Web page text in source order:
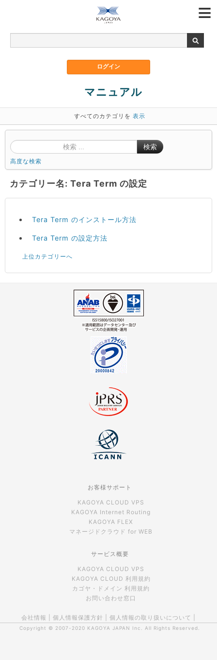
マニュアル
すべてのカテゴリを 表示
検索
高度な検索
カテゴリー名: Tera Term の設定
Tera Term のインストール方法
Tera Term の設定方法
上位カテゴリーへ
お客様サポート
KAGOYA CLOUD VPS
KAGOYA Internet Routing
KAGOYA FLEX
マネージドクラウド for WEB
サービス概要
KAGOYA CLOUD VPS
KAGOYA CLOUD 利用規約
カゴヤ・ドメイン 利用規約
お問い合わせ窓口
会社情報 個人情報保護方針 個人情報の取り扱いについて
Copyright © 2007-2020 KAGOYA JAPAN Inc. All Rights Reserved.